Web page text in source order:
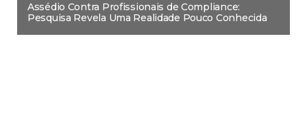
Assédio Contra Profissionais de Compliance:
Pesquisa Revela Uma Realidade Pouco Conhecida